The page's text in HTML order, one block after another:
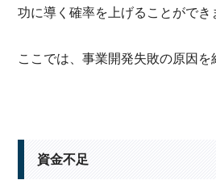
功に導く確率を上げることができ
ここでは、事業開発失敗の原因を
資金不足